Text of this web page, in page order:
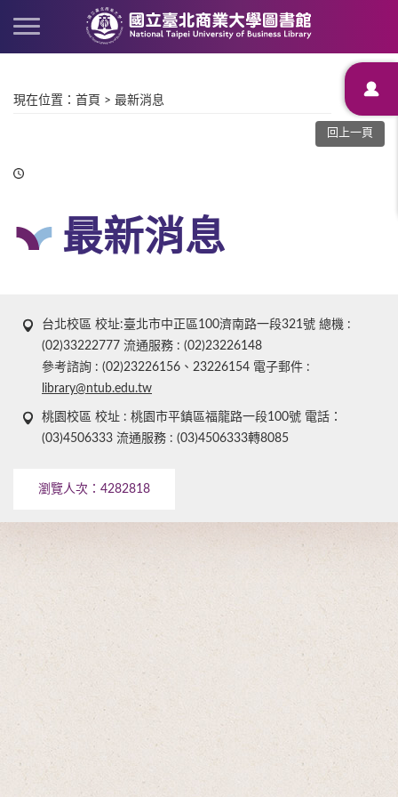
現在位置 ： 首頁 > 最新消息
回上一頁
最新消息
台北校區 校址:臺北市中正區100濟南路一段321號 總機 :
(02)33222777 流通服務 : (02)23226148
參考諮詢 : (02)23226156、23226154 電子郵件 :
library@ntub.edu.tw
桃園校區 校址 : 桃園市平鎮區福龍路一段100號 電話：
(03)4506333 流通服務 : (03)4506333轉8085
瀏覽人次： 4282818